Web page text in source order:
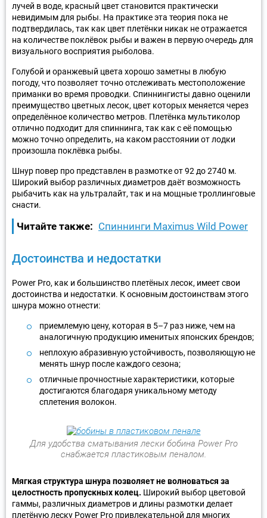
лучей в воде, красный цвет становится практически
невидимым для рыбы. На практике эта теория пока не
подтвердилась, так как цвет плетёнки никак не отражается
на количестве поклёвок рыбы и важен в первую очередь для
визуального восприятия рыболова.
Голубой и оранжевый цвета хорошо заметны в любую
погоду, что позволяет точно отслеживать местоположение
приманки во время проводки. Спиннингисты давно оценили
преимущество цветных лесок, цвет которых меняется через
определённое количество метров. Плетёнка мультиколор
отлично подходит для спиннинга, так как с её помощью
можно точно определить, на каком расстоянии от лодки
произошла поклёвка рыбы.
Шнур повер про представлен в размотке от 92 до 2740 м.
Широкий выбор различных диаметров даёт возможность
рыбачить как на ультралайт, так и на мощные троллинговые
снасти.
Читайте также: Спиннинги Maximus Wild Power
Достоинства и недостатки
Power Pro, как и большинство плетёных лесок, имеет свои
достоинства и недостатки. К основным достоинствам этого
шнура можно отнести:
приемлемую цену, которая в 5–7 раз ниже, чем на
аналогичную продукцию именитых японских брендов;
неплохую абразивную устойчивость, позволяющую не
менять шнур после каждого сезона;
отличные прочностные характеристики, которые
достигаются благодаря уникальному методу
сплетения волокон.
Для удобства сматывания лески бобина Power Pro
снабжается пластиковым пеналом.
Мягкая структура шнура позволяет не волноваться за
целостность пропускных колец. Широкий выбор цветовой
гаммы, различных диаметров и длины размотки делает
плетёную леску Power Pro привлекательной для многих